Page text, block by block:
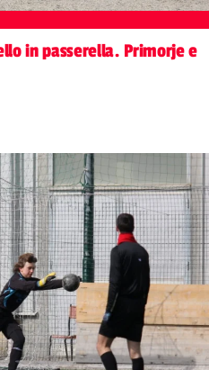
in passerella. Primorje e